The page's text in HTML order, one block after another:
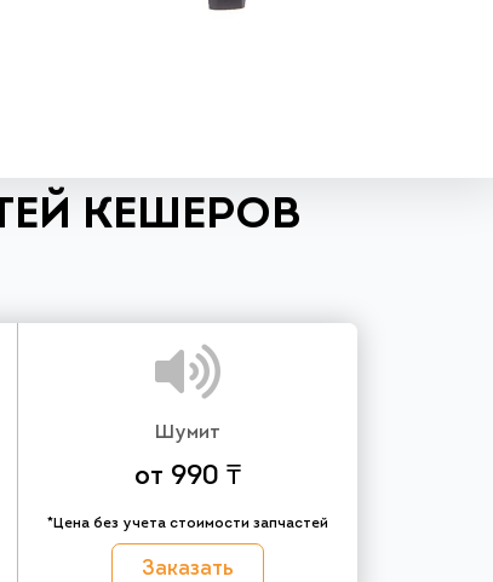
КЕШЕРОВ
Шумит
от 990 ₸
*Цена без учета стоимости запчастей
Заказать